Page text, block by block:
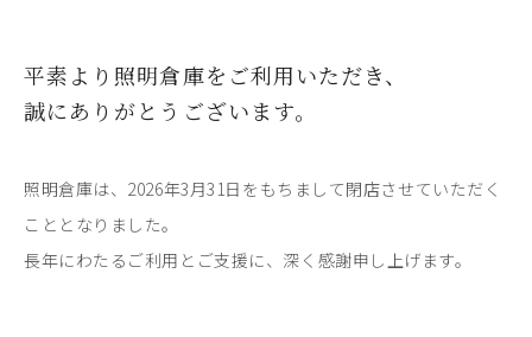
平素より照明倉庫をご利用いただき、
誠にありがとうございます。
照明倉庫は、2026年3月31日をもちまして閉店させていただく
こととなりました。
長年にわたるご利用とご支援に、深く感謝申し上げます。